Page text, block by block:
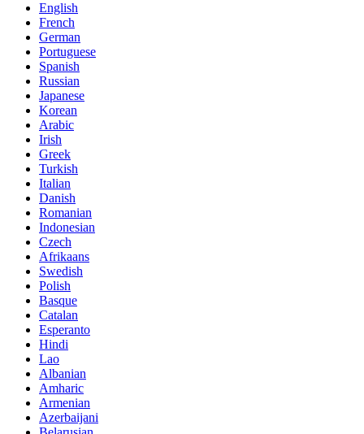
English
French
German
Portuguese
Spanish
Russian
Japanese
Korean
Arabic
Irish
Greek
Turkish
Italian
Danish
Romanian
Indonesian
Czech
Afrikaans
Swedish
Polish
Basque
Catalan
Esperanto
Hindi
Lao
Albanian
Amharic
Armenian
Azerbaijani